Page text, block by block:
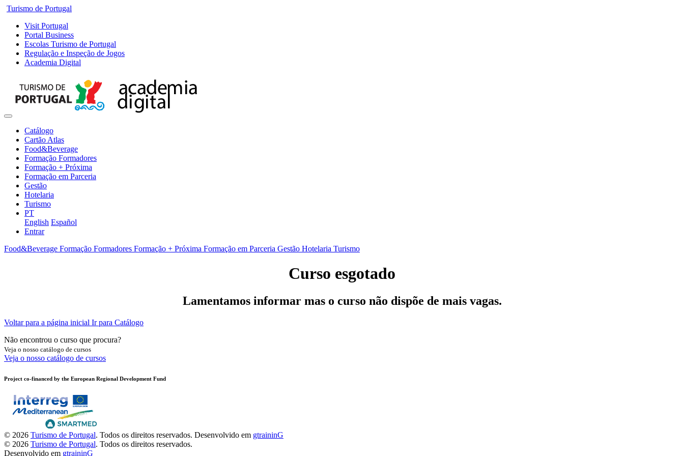
Turismo de Portugal
Visit Portugal
Portal Business
Escolas Turismo de Portugal
Regulação e Inspeção de Jogos
Academia Digital
Catálogo
Cartão Atlas
Food&Beverage
Formação Formadores
Formação + Próxima
Formação em Parceria
Gestão
Hotelaria
Turismo
PT
English Español
Entrar
Food&Beverage Formação Formadores Formação + Próxima Formação em Parceria Gestão Hotelaria Turismo
Curso esgotado
Lamentamos informar mas o curso não dispõe de mais vagas.
Voltar para a página inicial Ir para Catálogo
Não encontrou o curso que procura?
Veja o nosso catálogo de cursos
Veja o nosso catálogo de cursos
Project co-financed by the European Regional Development Fund
© 2026 Turismo de Portugal. Todos os direitos reservados. Desenvolvido em gtraininG
© 2026 Turismo de Portugal. Todos os direitos reservados.
Desenvolvido em gtraininG